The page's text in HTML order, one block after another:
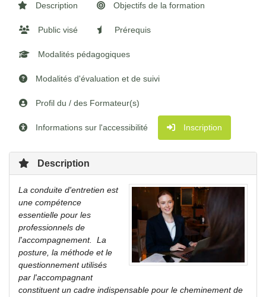
Description Objectifs de la formation
Public visé Prérequis
Modalités pédagogiques
Modalités d'évaluation et de suivi
Profil du / des Formateur(s)
Informations sur l'accessibilité Inscription
Description
La conduite d'entretien est
une compétence
essentielle pour les
professionnels de
l'accompagnement. La
posture, la méthode et le
questionnement utilisés
par l'accompagnant
constituent un cadre indispensable pour le cheminement de